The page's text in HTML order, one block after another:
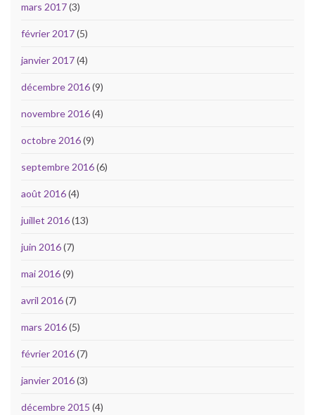
mars 2017(3)
février 2017(5)
janvier 2017(4)
décembre 2016(9)
novembre 2016(4)
octobre 2016(9)
septembre 2016(6)
août 2016(4)
juillet 2016(13)
juin 2016(7)
mai 2016(9)
avril 2016(7)
mars 2016(5)
février 2016(7)
janvier 2016(3)
décembre 2015 (4)